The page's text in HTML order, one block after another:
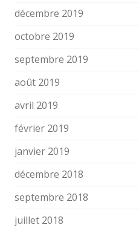
décembre 2019
octobre 2019
septembre 2019
août 2019
avril 2019
février 2019
janvier 2019
décembre 2018
septembre 2018
juillet 2018